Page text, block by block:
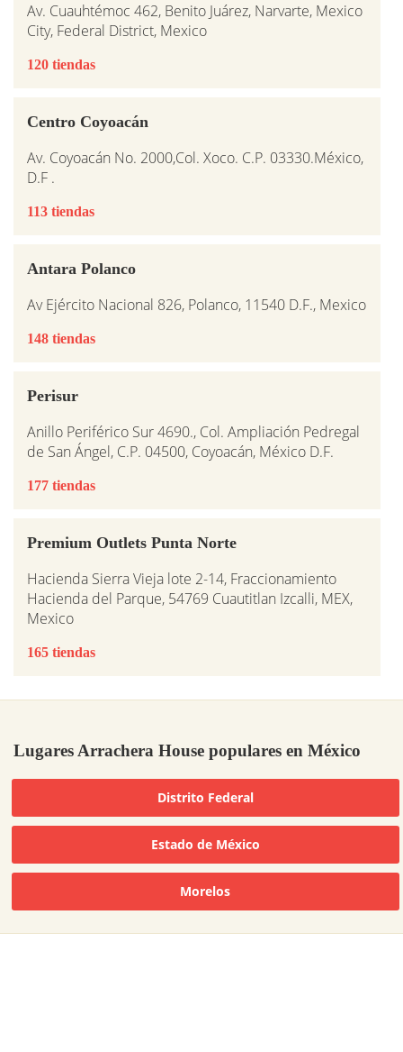
Av. Cuauhtémoc 462, Benito Juárez, Narvarte, Mexico
City, Federal District, Mexico
120 tiendas
Centro Coyoacán
Av. Coyoacán No. 2000,Col. Xoco. C.P. 03330.México,
D.F .
113 tiendas
Antara Polanco
Av Ejército Nacional 826, Polanco, 11540 D.F., Mexico
148 tiendas
Perisur
Anillo Periférico Sur 4690., Col. Ampliación Pedregal
de San Ángel, C.P. 04500, Coyoacán, México D.F.
177 tiendas
Premium Outlets Punta Norte
Hacienda Sierra Vieja lote 2-14, Fraccionamiento
Hacienda del Parque, 54769 Cuautitlan Izcalli, MEX,
Mexico
165 tiendas
Lugares Arrachera House populares en México
Distrito Federal
Estado de México
Morelos